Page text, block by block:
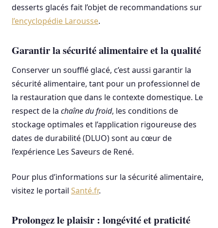
desserts glacés fait l’objet de recommandations sur
l’encyclopédie Larousse.
Garantir la sécurité alimentaire et la qualité
Conserver un soufflé glacé, c’est aussi garantir la
sécurité alimentaire, tant pour un professionnel de
la restauration que dans le contexte domestique. Le
respect de la chaîne du froid, les conditions de
stockage optimales et l’application rigoureuse des
dates de durabilité (DLUO) sont au cœur de
l’expérience Les Saveurs de René.
Pour plus d’informations sur la sécurité alimentaire,
visitez le portail Santé.fr.
Prolongez le plaisir : longévité et praticité